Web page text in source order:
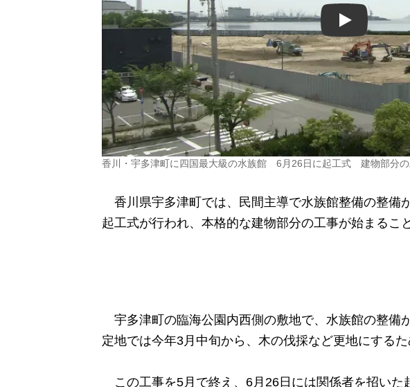
Play
香川・宇多津町に四国最大級の水族館 6月26日に起工式 建物部分
香川県宇多津町では、民間主導で水族館整備の整備
起工式が行われ、本格的な建物部分の工事が始まるこ
宇多津町の臨海公園内西側の敷地で、水族館の整
定地では今年3月中旬から、木の伐採など更地にする
この工事を5月で終え、6月26日には関係者を招いた